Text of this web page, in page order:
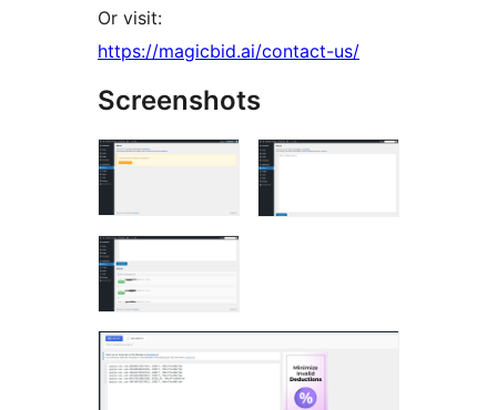
Or visit:
https://magicbid.ai/contact-us/
Screenshots